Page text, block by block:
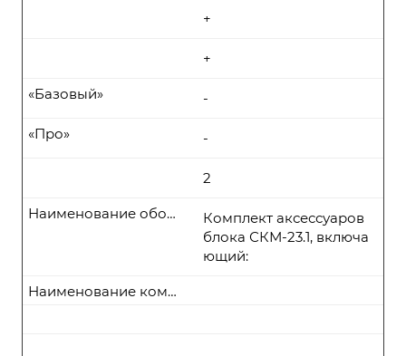
+
+
-
«Базовый»
-
«Про»
2
Комплект аксессуаров
блока СКМ-23.1, включа
ющий:
Наименование оборудования
Наименование комплекта поставки